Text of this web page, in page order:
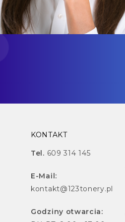
KONTAKT
Tel. 609 314 145
E-Mail:
kontakt@123tonery.pl
Godziny otwarcia: